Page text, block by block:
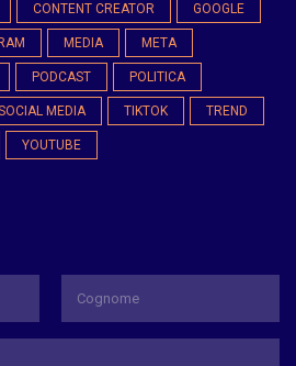
CONTENT CREATOR GOOGLE
MEDIA META
PODCAST POLITICA
MEDIA TIKTOK TREND
YOUTUBE